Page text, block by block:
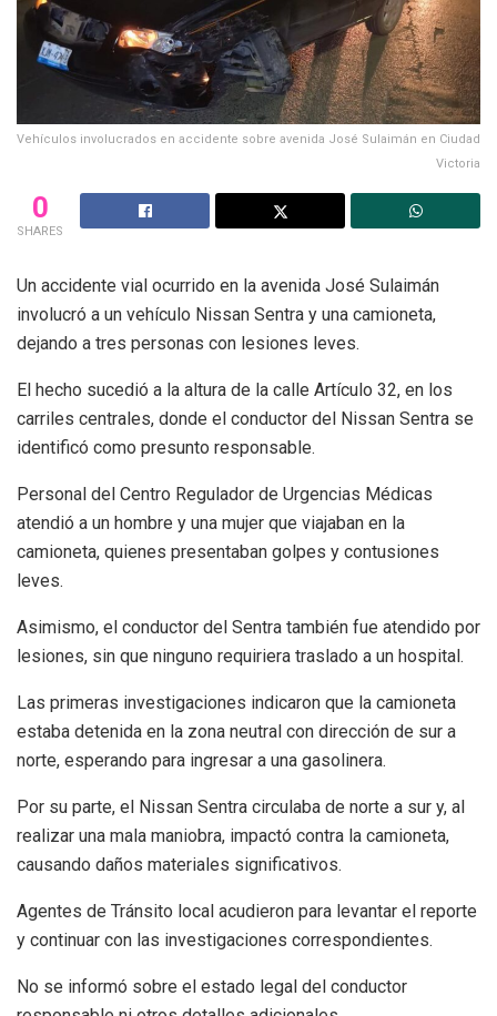
Vehículos involucrados en accidente sobre avenida José Sulaimán en Ciudad
Victoria
0
SHARES
Un accidente vial ocurrido en la avenida José Sulaimán
involucró a un vehículo Nissan Sentra y una camioneta,
dejando a tres personas con lesiones leves.
El hecho sucedió a la altura de la calle Artículo 32, en los
carriles centrales, donde el conductor del Nissan Sentra se
identificó como presunto responsable.
Personal del Centro Regulador de Urgencias Médicas
atendió a un hombre y una mujer que viajaban en la
camioneta, quienes presentaban golpes y contusiones
leves.
Asimismo, el conductor del Sentra también fue atendido por
lesiones, sin que ninguno requiriera traslado a un hospital.
Las primeras investigaciones indicaron que la camioneta
estaba detenida en la zona neutral con dirección de sur a
norte, esperando para ingresar a una gasolinera.
Por su parte, el Nissan Sentra circulaba de norte a sur y, al
realizar una mala maniobra, impactó contra la camioneta,
causando daños materiales significativos.
Agentes de Tránsito local acudieron para levantar el reporte
y continuar con las investigaciones correspondientes.
No se informó sobre el estado legal del conductor